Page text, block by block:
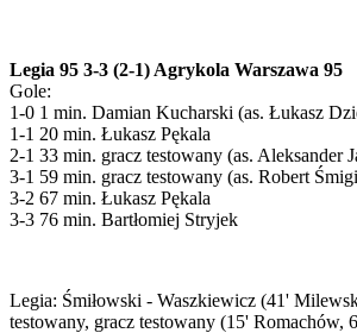
Legia 95 3-3 (2-1) Agrykola Warszawa 95
Gole:
1-0 1 min. Damian Kucharski (as. Łukasz
1-1 20 min. Łukasz Pękala
2-1 33 min. gracz testowany (as. Aleksander
3-1 59 min. gracz testowany (as. Robert
3-2 67 min. Łukasz Pękala
3-3 76 min. Bartłomiej Stryjek
Legia: Śmiłowski - Waszkiewicz (41'
testowany, gracz testowany (15' Romachów,